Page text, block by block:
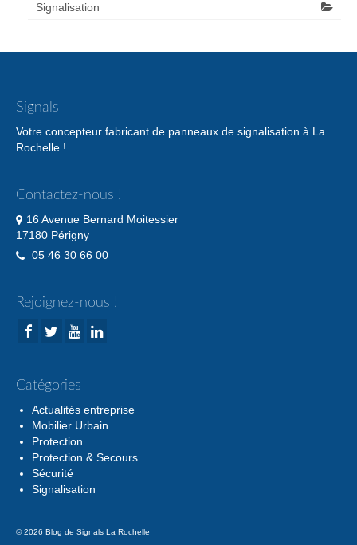
Signalisation
Signals
Votre concepteur fabricant de panneaux de signalisation à La
Rochelle !
Contactez-nous !
16 Avenue Bernard Moitessier
17180 Périgny
05 46 30 66 00
Rejoignez-nous !
Catégories
Actualités entreprise
Mobilier Urbain
Protection
Protection & Secours
Sécurité
Signalisation
© 2026 Blog de Signals La Rochelle